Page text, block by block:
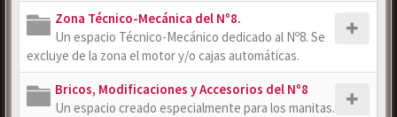
Zona Técnico-Mecánica del Nº8.
Un espacio Técnico-Mecánico dedicado al Nº8. Se
excluye de la zona el motor y/o cajas automáticas.
Bricos, Modificaciones y Accesorios del Nº8
Un espacio creado especialmente para los manitas.